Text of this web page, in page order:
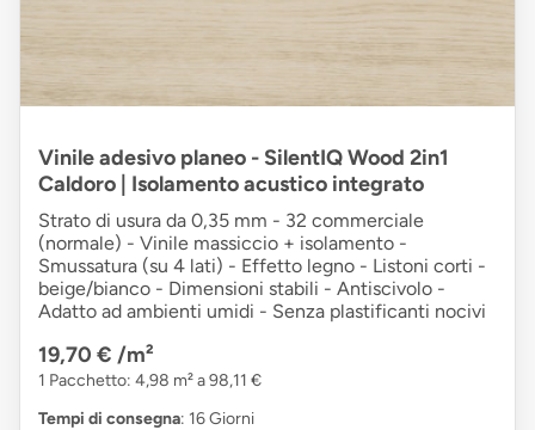
Vinile adesivo planeo - SilentIQ Wood 2in1
Caldoro | Isolamento acustico integrato
Strato di usura da 0,35 mm - 32 commerciale
(normale) - Vinile massiccio + isolamento -
Smussatura (su 4 lati) - Effetto legno - Listoni corti -
beige/bianco - Dimensioni stabili - Antiscivolo -
Adatto ad ambienti umidi - Senza plastificanti nocivi
19,70 € /m²
1 Pacchetto: 4,98 m² a 98,11 €
Tempi di consegna: 16 Giorni